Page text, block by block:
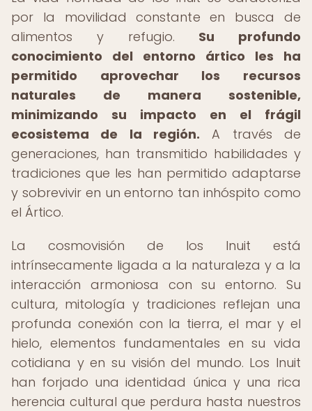
por la movilidad constante en busca de
alimentos y refugio. Su profundo
conocimiento del entorno ártico les ha
permitido aprovechar los recursos
naturales de manera sostenible,
minimizando su impacto en el frágil
ecosistema de la región. A través de
generaciones, han transmitido habilidades y
tradiciones que les han permitido adaptarse
y sobrevivir en un entorno tan inhóspito como
el Ártico.
La cosmovisión de los Inuit está
intrínsecamente ligada a la naturaleza y a la
interacción armoniosa con su entorno. Su
cultura, mitología y tradiciones reflejan una
profunda conexión con la tierra, el mar y el
hielo, elementos fundamentales en su vida
cotidiana y en su visión del mundo. Los Inuit
han forjado una identidad única y una rica
herencia cultural que perdura hasta nuestros